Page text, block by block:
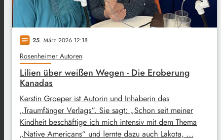
notes 25. März 2026 12:18
Rosenheimer Autoren
Lilien über weißen Wegen - Die Eroberung
Kanadas
Kerstin Groeper ist Autorin und Inhaberin des
„Traumfänger Verlags“. Sie sagt: „Schon seit meiner
Kindheit beschäftige ich mich intensiv mit dem Thema
„Native Americans“ und lernte dazu auch Lakota, …